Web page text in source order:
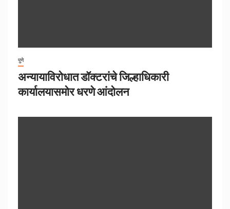
पुणे
अन्यायाविरोधात डॉक्टरांचे जिल्हाधिकारी
कार्यालयासमोर धरणे आंदोलन